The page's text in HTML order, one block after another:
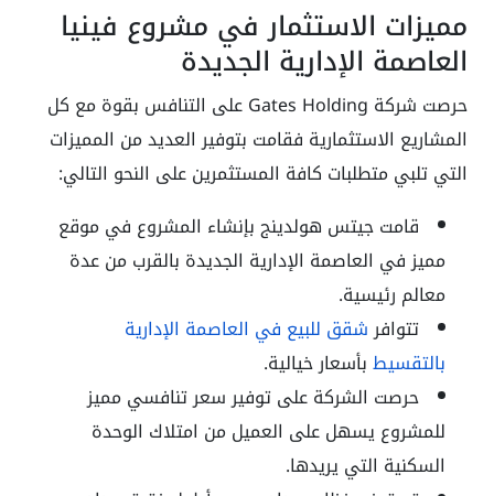
مميزات الاستثمار في مشروع فينيا
العاصمة الإدارية الجديدة
حرصت شركة Gates Holding على التنافس بقوة مع كل
المشاريع الاستثمارية فقامت بتوفير العديد من المميزات
التي تلبي متطلبات كافة المستثمرين على النحو التالي:
قامت جيتس هولدينج بإنشاء المشروع في موقع
مميز في العاصمة الإدارية الجديدة بالقرب من عدة
معالم رئيسية.
تتوافرشقق للبيع في العاصمة الإدارية
بالتقسيطبأسعار خيالية.
حرصت الشركة على توفير سعر تنافسي مميز
للمشروع يسهل على العميل من امتلاك الوحدة
السكنية التي يريدها.